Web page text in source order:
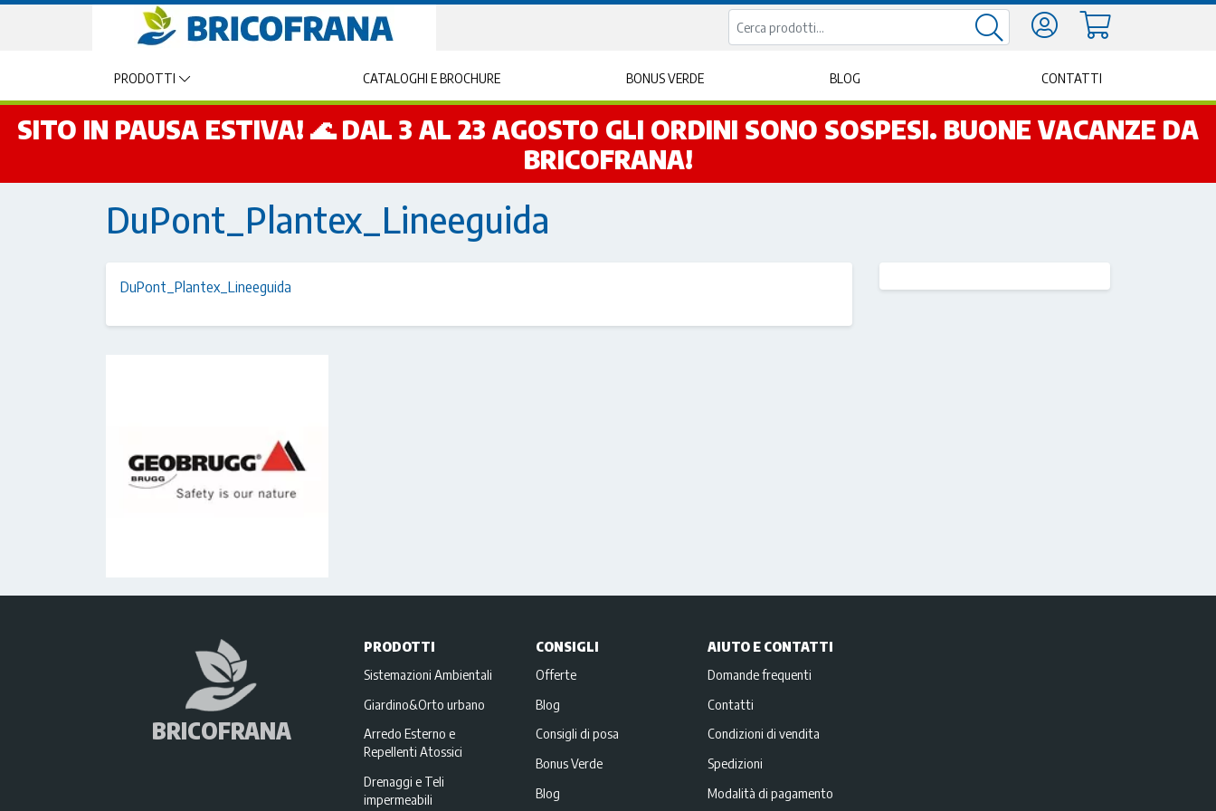
PRODOTTI CATALOGHI E BROCHURE BONUS VERDE BLOG CONTATTI
SITO IN PAUSA ESTIVA! 🌊 DAL 3 AL 23 AGOSTO GLI ORDINI SONO SOSPESI. BUONE VACANZE DA
BRICOFRANA!
DuPont_Plantex_Lineeguida
DuPont_Plantex_Lineeguida
BRICOFRANA
PRODOTTI
Sistemazioni Ambientali
Giardino&Orto urbano
Arredo Esterno e
Repellenti Atossici
Drenaggi e Teli
impermeabili
CONSIGLI
Offerte
Blog
Consigli di posa
Bonus Verde
Blog
AIUTO E CONTATTI
Domande frequenti
Contatti
Condizioni di vendita
Spedizioni
Modalità di pagamento